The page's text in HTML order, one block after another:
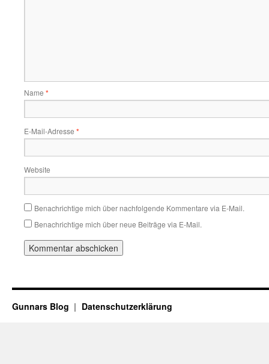
Name *
E-Mail-Adresse *
Website
Benachrichtige mich über nachfolgende Kommentare via E-Mail.
Benachrichtige mich über neue Beiträge via E-Mail.
Gunnars Blog Datenschutzerklärung